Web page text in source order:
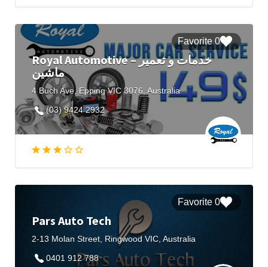
0 Favorite
Royal Automotive – خدمات و تعمیر
ماشین
4 Buch Ave, Epping VIC 3076, Australia
(03) 9424 2932
0 Favorite
Pars Auto Tech
2-13 Molan Street, Ringwood VIC, Australia
0401 912 788